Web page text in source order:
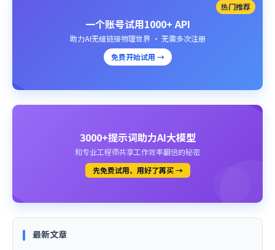
热门推荐
一个账号试用1000+ API
助力AI无缝链接物理世界 · 无需多次注册
免费开始试用 →
3000+提示词助力AI大模型
和专业工程师共享工作效率翻倍的秘密
先免费试用、用好了再买 →
最新文章